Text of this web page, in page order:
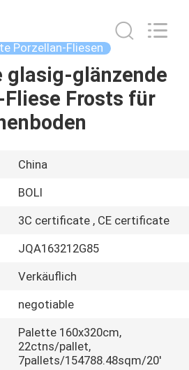
Porzellan-Fliesen
glasig-glänzende
Frosts für
China
BOLI
3C certificate , CE certificate
JQA163212G85
Verkäuflich
negotiable
Palette 160x320cm,
22ctns/pallet,
7pallets/154788.48sqm/20'